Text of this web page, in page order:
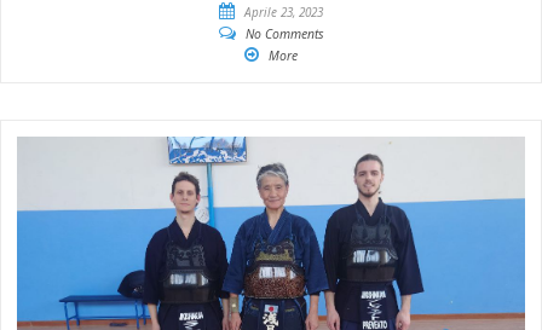
Aprile 23, 2023
No Comments
More